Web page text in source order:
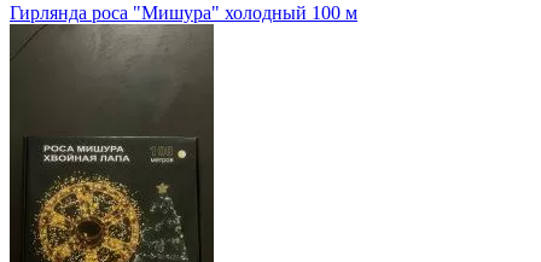
Гирлянда роса "Мишура" холодный 100 м